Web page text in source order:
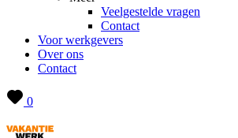
Veelgestelde vragen
Contact
Voor werkgevers
Over ons
Contact
0